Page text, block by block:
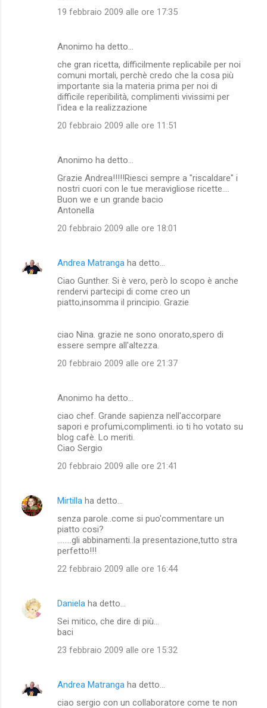
19 febbraio 2009 alle ore 17:35
Anonimo ha detto…
che gran ricetta, difficilmente replicabile per noi
comuni mortali, perchè credo che la cosa più
importante sia la materia prima per noi di
difficile reperibilità, complimenti vivissimi per
l'idea e la realizzazione
20 febbraio 2009 alle ore 11:51
Anonimo ha detto…
Grazie Andrea!!!!!Riesci sempre a "riscaldare" i
nostri cuori con le tue meravigliose ricette....
Buon we e un grande bacio
Antonella
20 febbraio 2009 alle ore 18:01
Andrea Matranga ha detto…
Ciao Gunther. Si è vero, però lo scopo è anche
rendervi partecipi di come creo un
piatto,insomma il principio. Grazie
ciao Nina. grazie ne sono onorato,spero di
essere sempre all'altezza.
20 febbraio 2009 alle ore 21:37
Anonimo ha detto…
ciao chef. Grande sapienza nell'accorpare
sapori e profumi,complimenti. io ti ho votato su
blog cafè. Lo meriti.
Ciao Sergio
20 febbraio 2009 alle ore 21:41
Mirtilla ha detto…
senza parole..come si puo'commentare un
piatto cosi?
........gli abbinamenti..la presentazione,tutto stra
perfetto!!!
22 febbraio 2009 alle ore 16:44
Daniela ha detto…
Sei mitico, che dire di più...
baci
23 febbraio 2009 alle ore 15:32
Andrea Matranga ha detto…
ciao sergio con un collaboratore come te non